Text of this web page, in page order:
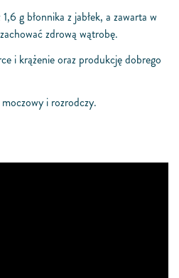
g błonnika z jabłek, a zawarta w
zdrową wątrobę.
i krążenie oraz produkcję dobrego
i rozrodczy.